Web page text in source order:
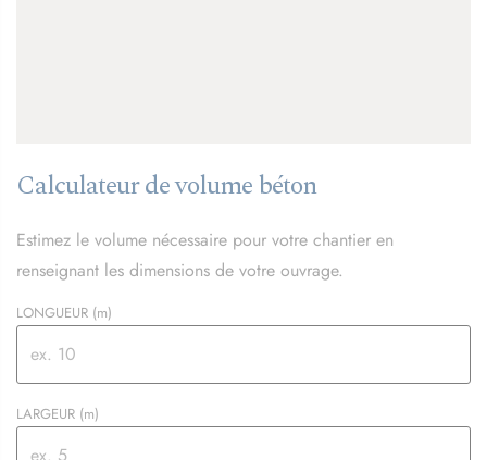
Calculateur de volume béton
Estimez le volume nécessaire pour votre chantier en
renseignant les dimensions de votre ouvrage.
LONGUEUR (m)
LARGEUR (m)